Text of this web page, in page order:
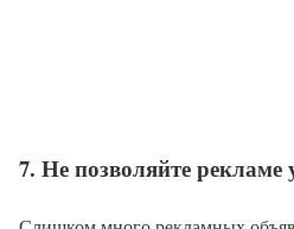
7. Не позволяйте рекламе